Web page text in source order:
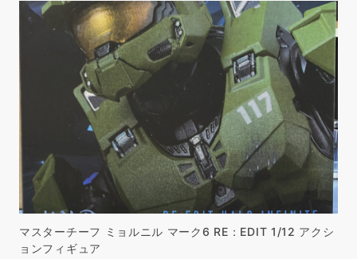
マスターチーフ ミョルニル マーク6 RE：EDIT 1/12 アクシ
ョンフィギュア